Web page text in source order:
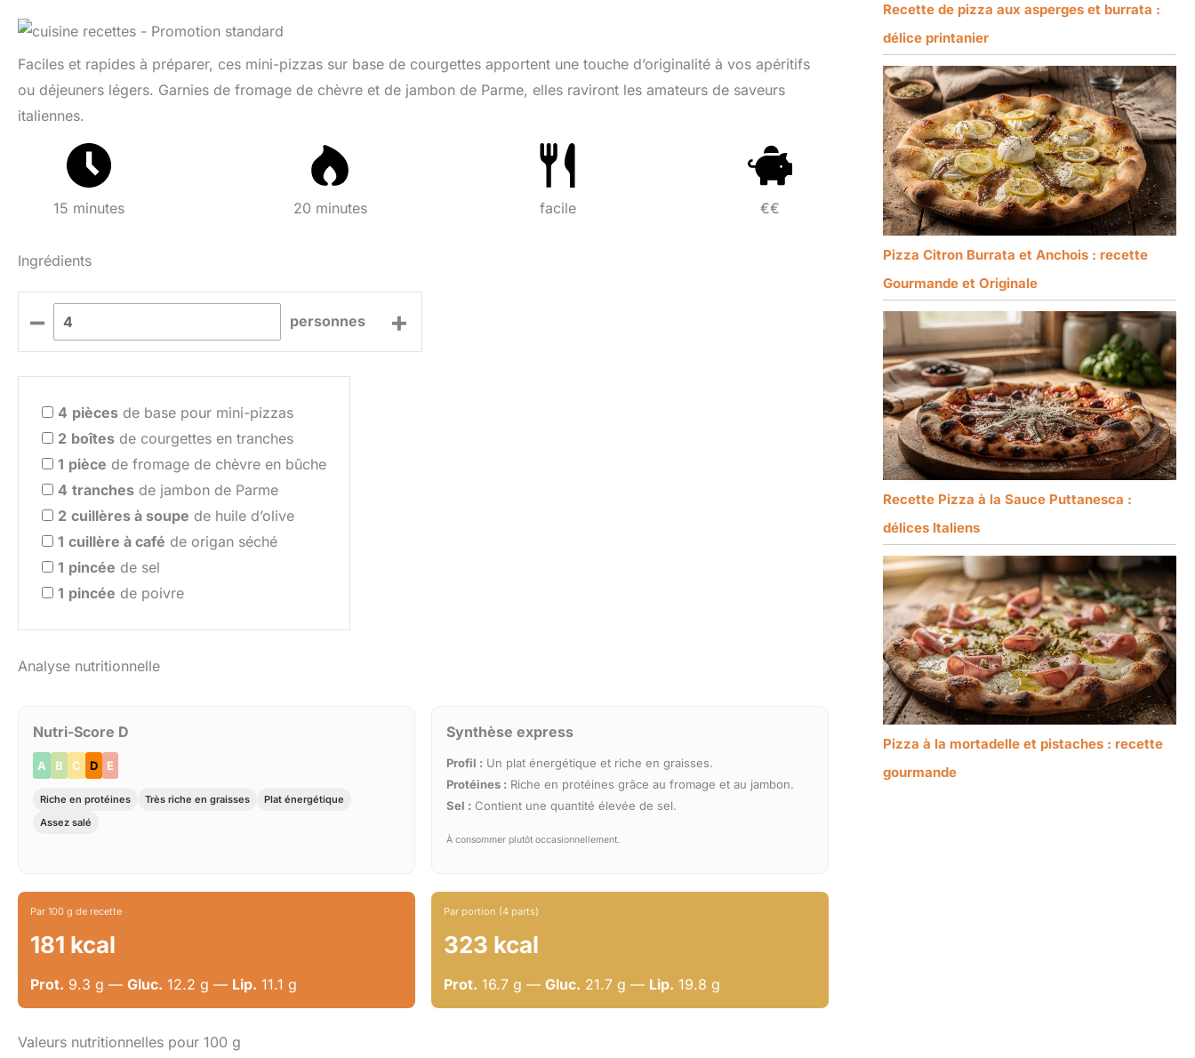
Faciles et rapides à préparer, ces mini-pizzas sur base de courgettes apportent une touche d’originalité à vos apéritifs
ou déjeuners légers. Garnies de fromage de chèvre et de jambon de Parme, elles raviront les amateurs de saveurs
italiennes.
15 minutes 20 minutes facile €€
Ingrédients
– personnes +
4 pièces de base pour mini-pizzas
2 boîtes de courgettes en tranches
1 pièce de fromage de chèvre en bûche
4 tranches de jambon de Parme
2 cuillères à soupe de huile d’olive
1 cuillère à café de origan séché
1 pincée de sel
1 pincée de poivre
Analyse nutritionnelle
Nutri-Score D
A B C D E
Riche en protéines Très riche en graisses
Plat énergétique
Assez salé
Synthèse express
Profil : Un plat énergétique et riche en graisses.
Protéines : Riche en protéines grâce au fromage et au jambon.
Sel : Contient une quantité élevée de sel.
À consommer plutôt occasionnellement.
Par 100 g de recette
181 kcal
Prot. 9.3 g — Gluc. 12.2 g — Lip. 11.1 g
Par portion (4 parts)
323 kcal
Prot. 16.7 g —Gluc. 21.7 g — Lip. 19.8 g
Valeurs nutritionnelles pour 100 g
Recette de pizza aux asperges et burrata :
délice printanier
Pizza Citron Burrata et Anchois : recette
Gourmande et Originale
Recette Pizza à la Sauce Puttanesca :
délices Italiens
Pizza à la mortadelle et pistaches : recette
gourmande